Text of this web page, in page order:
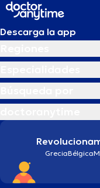
Descarga la app
GreciaBélgica